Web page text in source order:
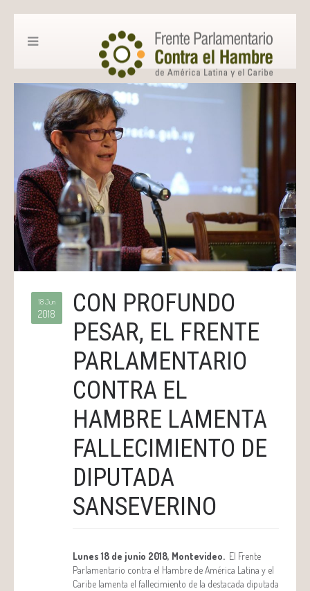
18 Jun
2018
CON PROFUNDO
PESAR, EL FRENTE
PARLAMENTARIO
CONTRA EL
HAMBRE LAMENTA
FALLECIMIENTO DE
DIPUTADA
SANSEVERINO
Lunes 18 de junio 2018, Montevideo. El Frente
Parlamentario contra el Hambre de América Latina y el
Caribe lamenta el fallecimiento de la destacada diputada